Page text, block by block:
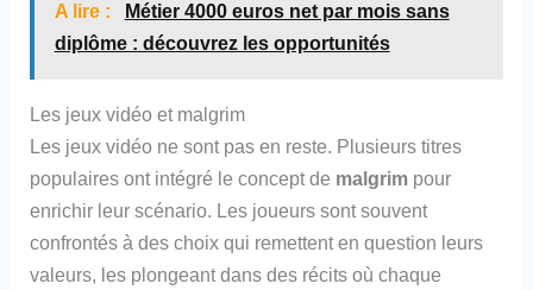
A lire :
Métier 4000 euros net par mois sans
diplôme : découvrez les opportunités
Les jeux vidéo et malgrim
Les jeux vidéo ne sont pas en reste. Plusieurs titres
populaires ont intégré le concept de malgrim pour
enrichir leur scénario. Les joueurs sont souvent
confrontés à des choix qui remettent en question leurs
valeurs, les plongeant dans des récits où chaque